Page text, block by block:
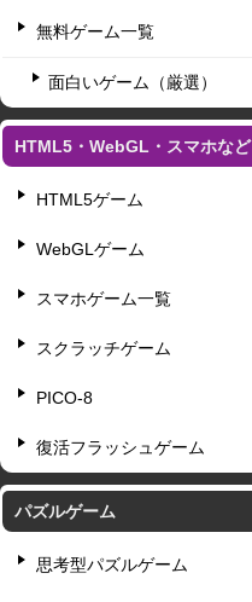
無料ゲーム一覧
面白いゲーム（厳選）
HTML5・WebGL・スマホなど
HTML5ゲーム
WebGLゲーム
スマホゲーム一覧
スクラッチゲーム
PICO-8
復活フラッシュゲーム
パズルゲーム
思考型パズルゲーム